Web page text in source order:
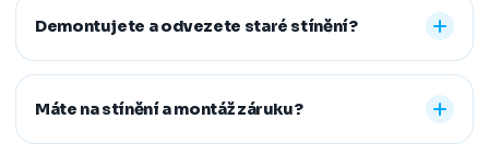
formulář. Po výběru řešení skládáte zálohu na materiál a
doplatek hradíte až po dokončené montáži, když je vše
hotové a vy spokojení. Preferujeme platbu převodem,
Demontujete a odvezete staré stínění?
Ano. Staré žaluzie nebo rolety za vás profesionálně
předem říct a o všechno se postaráme, abyste neměli
žádné starosti navíc.
Máte na stínění a montáž záruku?